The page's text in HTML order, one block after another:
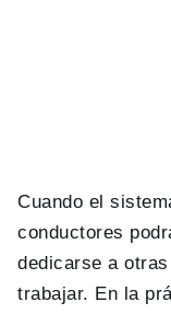
Cuando el
conductores
dedicarse a
trabajar. En la